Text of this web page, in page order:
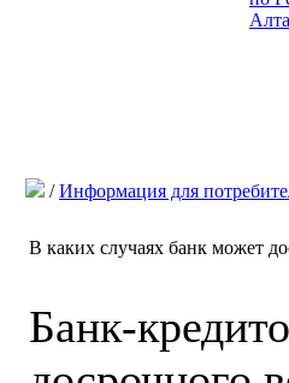
/Информация для
В каких случаях банк может
Банк-